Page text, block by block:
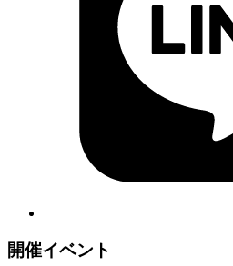
開催イベント